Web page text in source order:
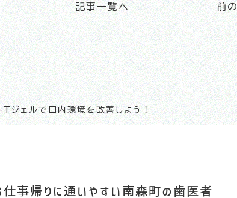
記事一覧へ 前
ジェルで口内環境を改善しよう！
仕事帰りに通いやすい南森町の歯医者